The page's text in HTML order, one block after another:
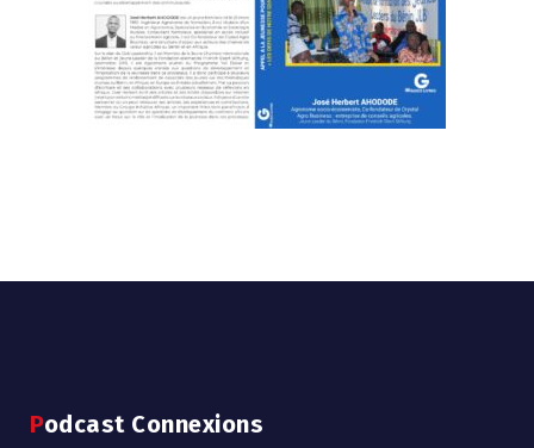
Podcast Connexions